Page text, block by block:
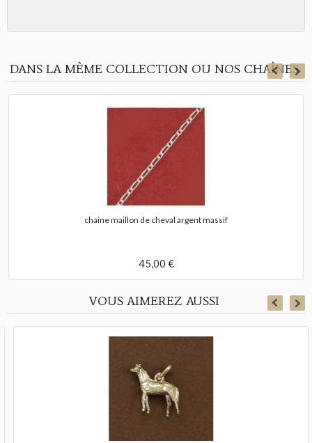
DANS LA MÊME COLLECTION OU NOS CHAÎNES
chaine maillon de cheval argent massif
45,00 €
VOUS AIMEREZ AUSSI